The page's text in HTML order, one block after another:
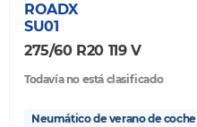
ROADX
SU01
275/60 R20 119 V
Todavía no está clasificado
Neumático de verano de coche